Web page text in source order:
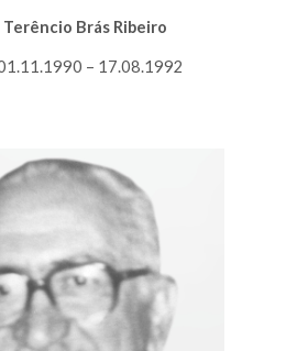
Terêncio Brás Ribeiro
– 17.08.1992